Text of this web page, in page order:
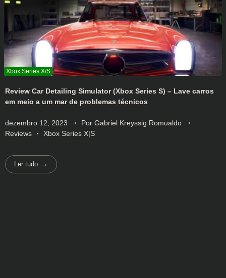
Review Car Detailing Simulator (Xbox Series S) – Lave carros
em meio a um mar de problemas técnicos
dezembro 12, 2023 Por Gabriel Kreyssig Romualdo
Reviews
Xbox Series X|S
Ler tudo